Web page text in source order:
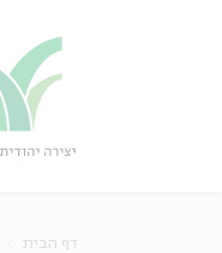
דף הבית